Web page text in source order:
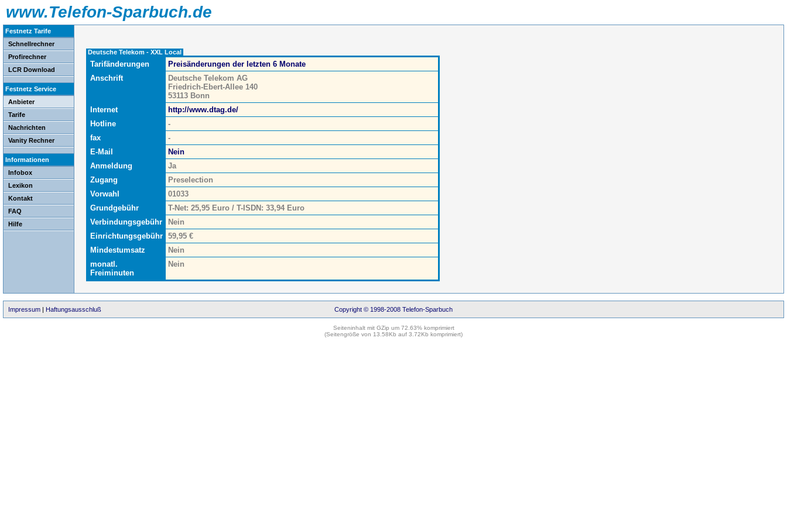
www.Telefon-Sparbuch.de
Festnetz Tarife
Schnellrechner
Profirechner
LCR Download
Festnetz Service
Anbieter
Tarife
Nachrichten
Vanity Rechner
Informationen
Infobox
Lexikon
Kontakt
FAQ
Hilfe
Deutsche Telekom - XXL Local
Tarifänderungen
Preisänderungen der letzten 6 Monate
Anschrift
Deutsche Telekom AG
Friedrich-Ebert-Allee 140
53113 Bonn
Internet
http://www.dtag.de/
Hotline
-
fax
-
E-Mail
Nein
Anmeldung
Ja
Zugang
Preselection
Vorwahl
01033
Grundgebühr
T-Net: 25,95 Euro / T-ISDN: 33,94 Euro
Verbindungsgebühr
Nein
Einrichtungsgebühr 59,95 €
Mindestumsatz
Nein
monatl.
Freiminuten
Nein
Impressum | Haftungsausschluß Copyright © 1998-2008 Telefon-Sparbuch
Seiteninhalt mit GZip um 72.63% komprimiert
(Seitengröße von 13.58Kb auf 3.72Kb komprimiert)